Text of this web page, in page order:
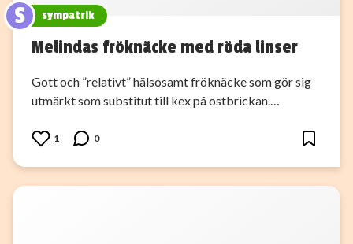
S sympatrik
Melindas fröknäcke med röda linser
Gott och ”relativt” hälsosamt fröknäcke som gör sig
utmärkt som substitut till kex på ostbrickan.…
1 0